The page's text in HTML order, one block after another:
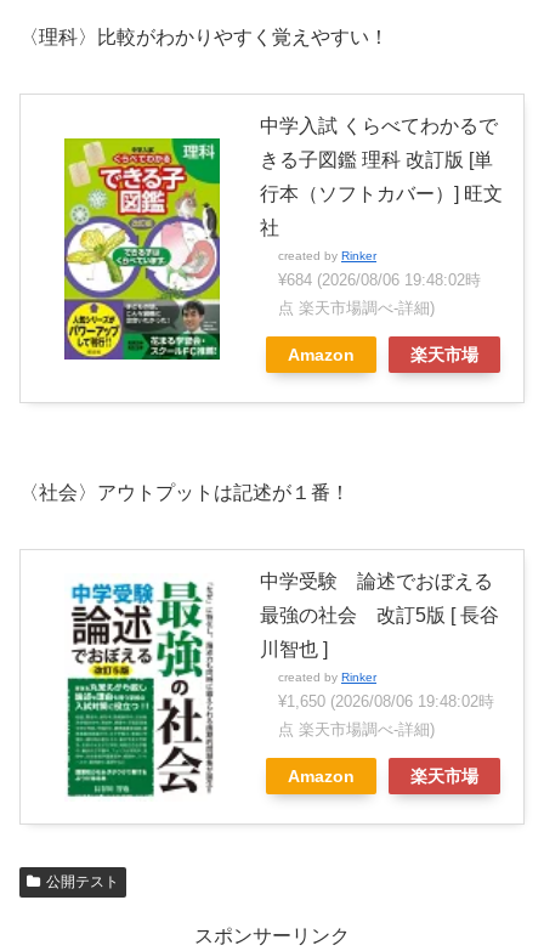
〈理科〉比較がわかりやすく覚えやすい！
中学入試 くらべてわかるで
きる子図鑑 理科 改訂版 [単
行本（ソフトカバー）] 旺文
社
created by Rinker
¥684 (2026/08/06 19:48:02時
点 楽天市場調べ-詳細)
Amazon 楽天市場
〈社会〉アウトプットは記述が１番！
中学受験 論述でおぼえる
最強の社会 改訂5版 [ 長谷
川智也 ]
created by Rinker
¥1,650 (2026/08/06 19:48:02時
点 楽天市場調べ-詳細)
Amazon 楽天市場
公開テスト
スポンサーリンク